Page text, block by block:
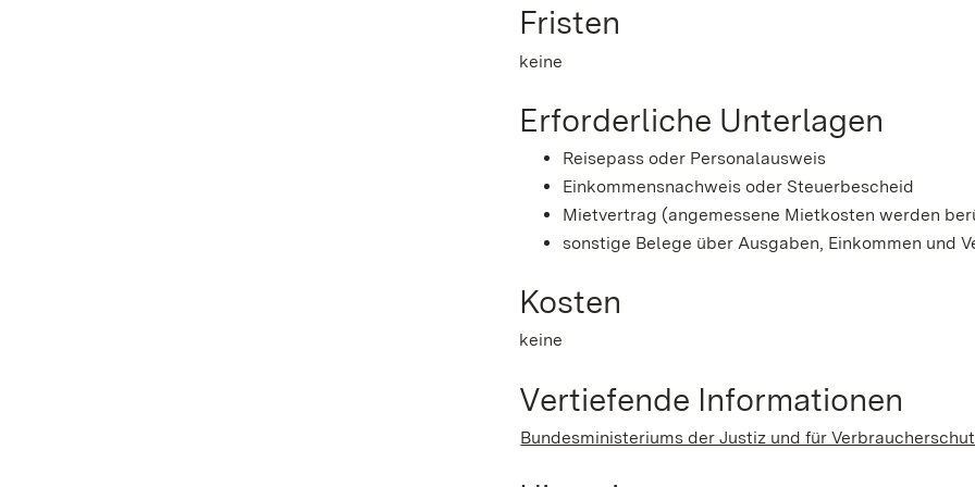
Fristen
keine
Erforderliche Unterlagen
Reisepass oder Personalausweis
Einkommensnachweis oder Steuerbescheid
Mietvertrag (angemessene Mietkosten werden
sonstige Belege über Ausgaben, Einkommen und
Kosten
keine
Vertiefende Informationen
Bundesministeriums der Justiz und für